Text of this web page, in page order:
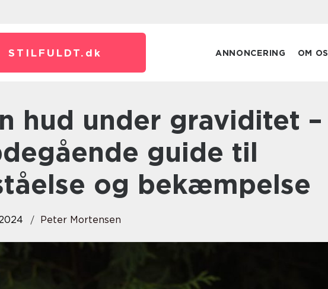
STILFULDT. dk ANNONCERING OM OS
guide til
og bekæmpelse
Peter Mortensen